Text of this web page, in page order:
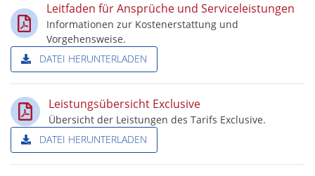
Leitfaden für Ansprüche und Serviceleistungen
Informationen zur Kostenerstattung und
Vorgehensweise.
DATEI HERUNTERLADEN
Leistungsübersicht Exclusive
Übersicht der Leistungen des Tarifs Exclusive.
DATEI HERUNTERLADEN